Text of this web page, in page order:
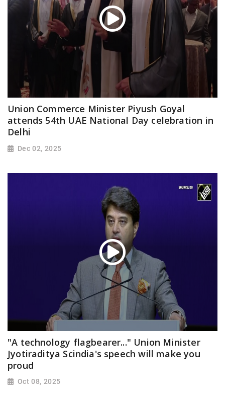
Union Commerce Minister Piyush Goyal
attends 54th UAE National Day celebration in
Delhi
Dec 02, 2025
"A technology flagbearer..." Union Minister
Jyotiraditya Scindia's speech will make you
proud
Oct 08, 2025